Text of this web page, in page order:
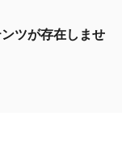
ツが存在しませ